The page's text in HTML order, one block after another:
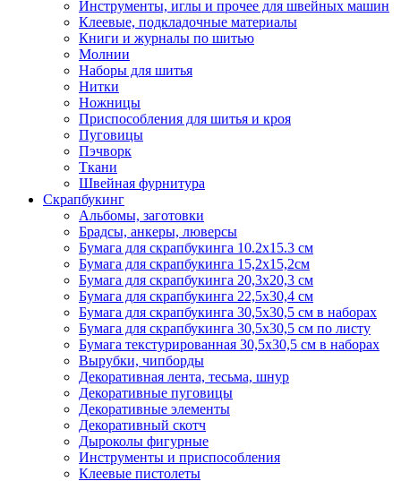
Инструменты, иглы и прочее для швейных машин
Клеевые, подкладочные материалы
Книги и журналы по шитью
Молнии
Наборы для шитья
Нитки
Ножницы
Приспособления для шитья и кроя
Пуговицы
Пэчворк
Ткани
Швейная фурнитура
Скрапбукинг
Альбомы, заготовки
Брадсы, анкеры, люверсы
Бумага для скрапбукинга 10.2х15.3 см
Бумага для скрапбукинга 15,2х15,2см
Бумага для скрапбукинга 20,3х20,3 см
Бумага для скрапбукинга 22,5х30,4 см
Бумага для скрапбукинга 30,5х30,5 см в наборах
Бумага для скрапбукинга 30,5х30,5 см по листу
Бумага текстурированная 30,5х30,5 см в наборах
Вырубки, чипборды
Декоративная лента, тесьма, шнур
Декоративные пуговицы
Декоративные элементы
Декоративный скотч
Дыроколы фигурные
Инструменты и приспособления
Клеевые пистолеты